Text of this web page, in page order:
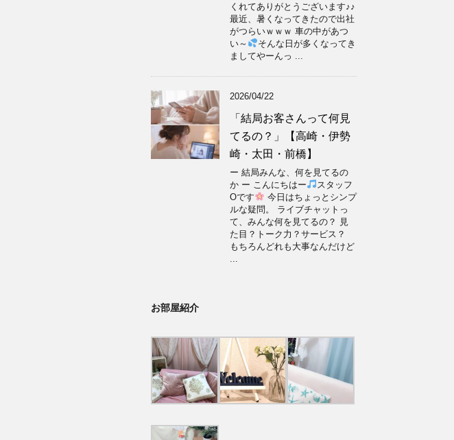
くれてありがとうございます♪♪
最近、暑くなってきたので出社
がつらいｗｗｗ 車の中があつ
い～
そんな日が多くなってき
ましてやーんっ ...
2026/04/22
「結局お客さんって何見
てるの？」【高崎・伊勢
崎・太田・前橋】
ー 結局みんな、何を見てるの
か ー こんにちはー
スタッフ
Oです
今日はちょっとシンプ
ルな疑問。 ライブチャットっ
て、みんな何を見てるの？ 見
た目？トーク力？サービス？
もちろんどれも大事なんだけど
...
お部屋紹介